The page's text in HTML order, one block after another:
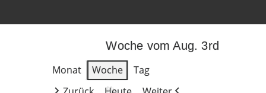
Woche vom Aug. 3rd
Monat
Woche
Tag